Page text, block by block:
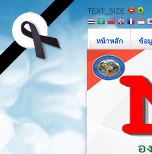
TEXT_SIZE
หน้าหลัก ข้อ